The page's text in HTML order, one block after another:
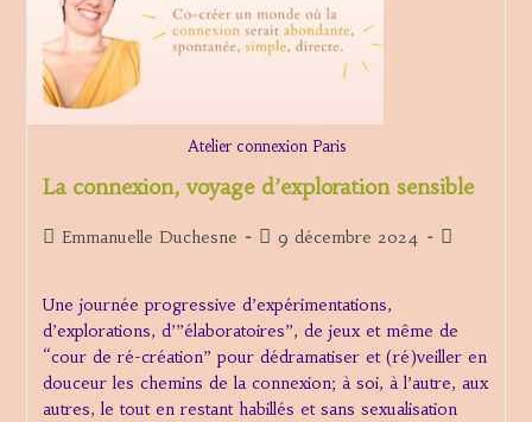
Atelier connexion Paris
La connexion, voyage d’exploration sensible
Auteur/autrice
publication :
Emmanuelle Duchesne
Publication
9 décembre 2024
Post
Une journée progressive d’expérimentations,
d’explorations, d’”élaboratoires”, de jeux et même de
“cour de ré-création” pour dédramatiser et (ré)veiller en
douceur les chemins de la connexion; à soi, à l’autre, aux
autres, le tout en restant habillés et sans sexualisation